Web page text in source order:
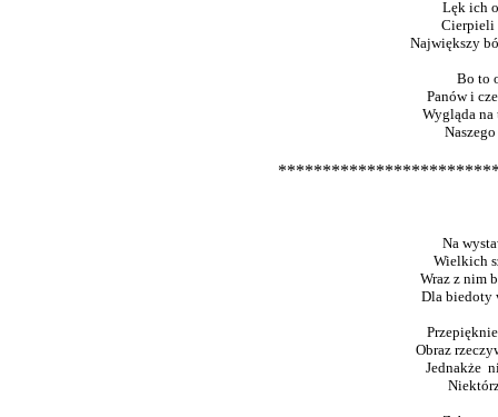
Lęk ich
Cierpieli
Największy
Bo to
Panów i
Wygląda
Na
Wielkich
Wraz z nim
Dla biedoty
Obraz
Jednakże